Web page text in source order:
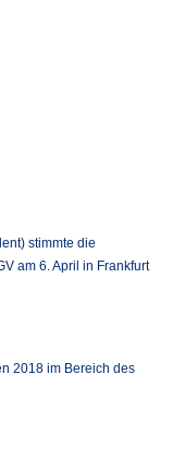
stimmte die
am 6. April in Frankfurt
2018 im Bereich des